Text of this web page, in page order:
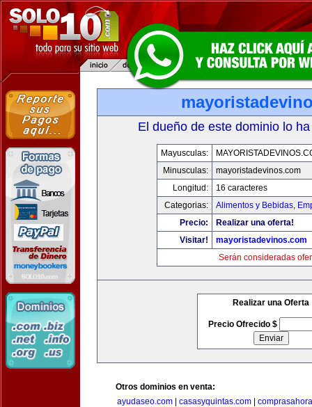
El dueño de este dominio lo
Mayusculas:
Minusculas:
mayoristadevinos.com
Longitud:
16 caracteres
Categorias:
Alimentos y Bebidas,
Precio:
Realizar una oferta!
Visitar!
mayoristadevinos.com
Serán consideradas
Realizar una Oferta
Precio Ofrecido $
Otros dominios en venta:
ayudaseo.com
casasyquintas.com